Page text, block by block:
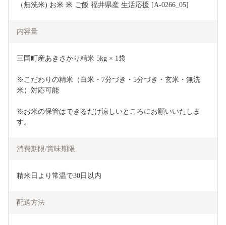
（無洗米) お米 米 ご飯 福井県産 生活応援 [A-0266_05]
内容量
三国町産あきさかり精米 5kg × 1袋
※こだわりの精米（白米・7分づき・5分づき・玄米・無洗
米）対応可能
※お米の保管はできるだけ涼しいところにお願いいたしま
す。
消費期限/賞味期限
精米日より常温で30日以内
配送方法